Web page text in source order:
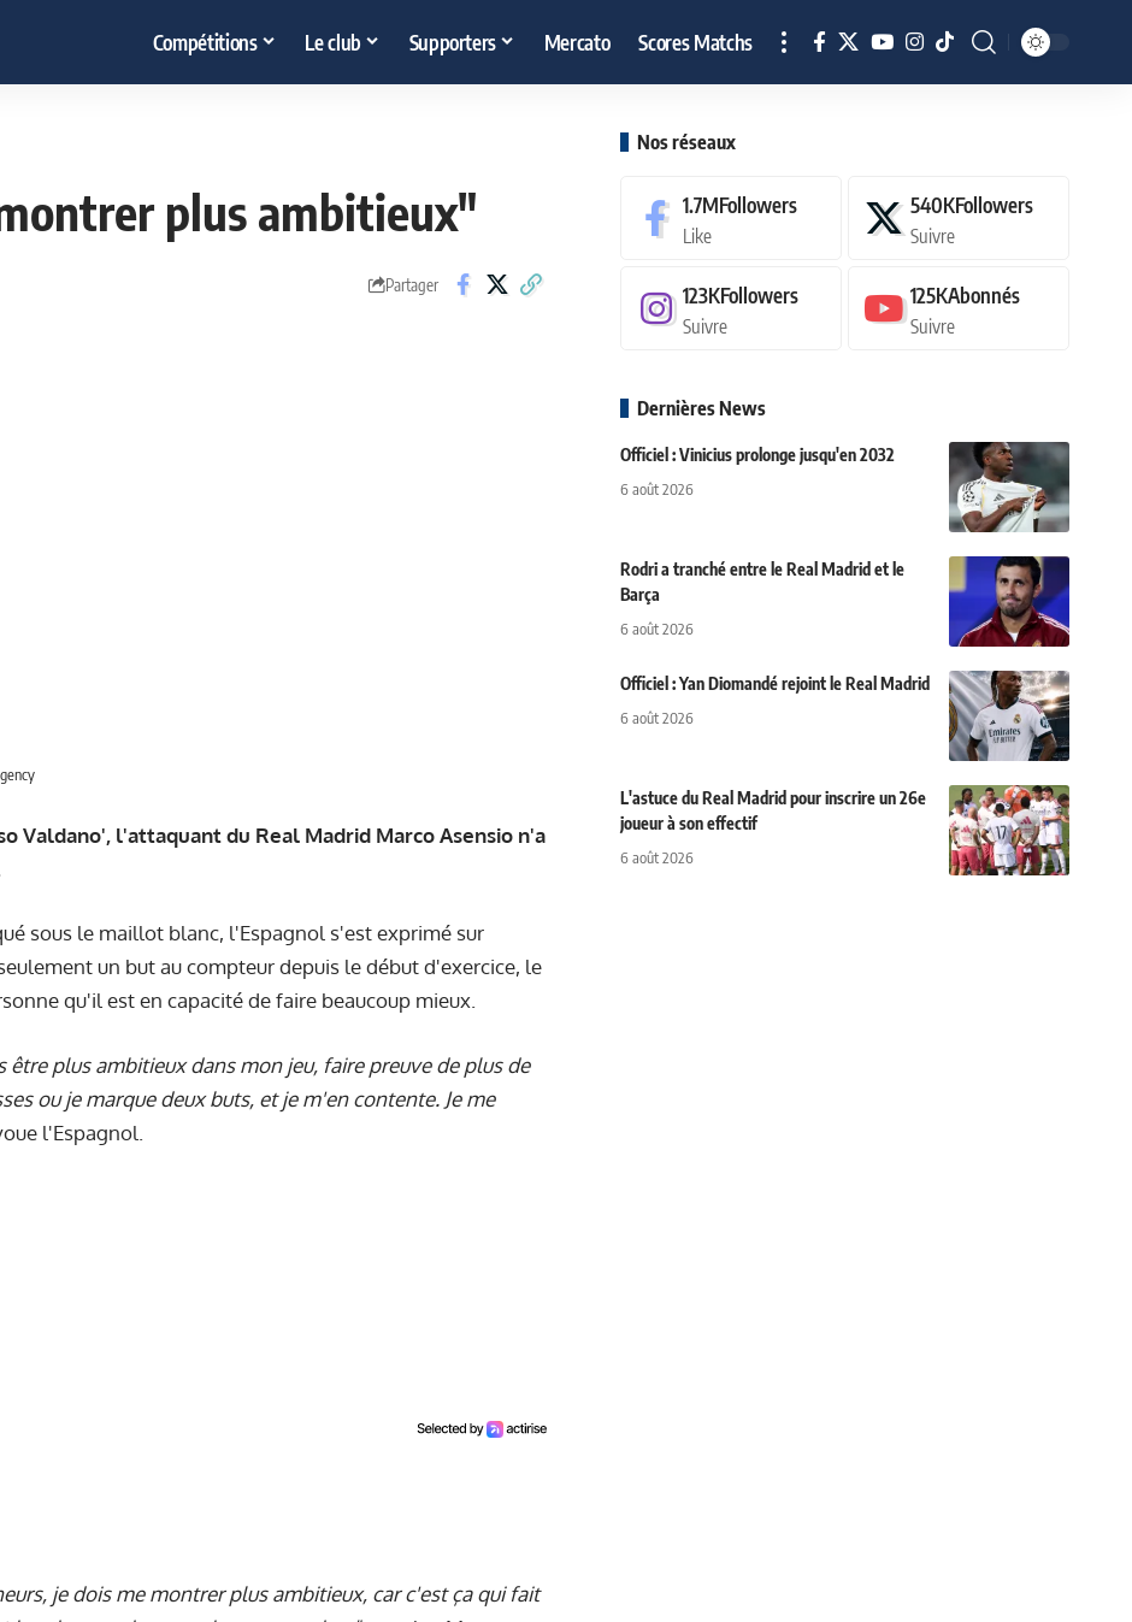
Compétitions Le club Supporters Mercato Scores Matchs
plus ambitieux"
Partager
Valdano', l'attaquant du Real Madrid Marco Asensio n'a
sous le maillot blanc, l'Espagnol s'est exprimé sur
un but au compteur depuis le début d'exercice, le
qu'il est en capacité de faire beaucoup mieux.
être plus ambitieux dans mon jeu, faire preuve de plus de
ou je marque deux buts, et je m'en contente. Je me
l'Espagnol.
je dois me montrer plus ambitieux, car c'est ça qui fait
Nos réseaux
1.7MFollowers
Like
540KFollowers
Suivre
123KFollowers
Suivre
125KAbonnés
Suivre
Dernières News
Officiel : Vinicius prolonge jusqu'en 2032
6 août 2026
Rodri a tranché entre le Real Madrid et le
Barça
6 août 2026
Officiel : Yan Diomandé rejoint le Real Madrid
6 août 2026
L'astuce du Real Madrid pour inscrire un 26e
joueur à son effectif
6 août 2026